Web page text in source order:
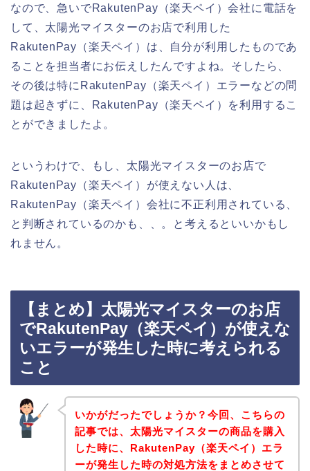
なので、急いでRakutenPay（楽天ペイ）会社に電話を
して、太陽光マイスターのお店で利用した
RakutenPay（楽天ペイ）は、自分が利用したものであ
ることを担当者にお伝えしたんですよね。そしたら、
その後は特にRakutenPay（楽天ペイ）エラーなどの問
題は起きずに、RakutenPay（楽天ペイ）を利用するこ
とができましたよ。
というわけで、もし、太陽光マイスターのお店で
RakutenPay（楽天ペイ）が使えない人は、
RakutenPay（楽天ペイ）会社に不正利用されている、
と判断されているのかも、、。と考えるといいかもし
れません。
【まとめ】太陽光マイスターのお店
でRakutenPay（楽天ペイ）が使えな
いエラーが発生した時に考えられる
こと
いかがだったでしょうか？今回、こちらの
記事では、太陽光マイスターの商品を購入
した時に、RakutenPay（楽天ペイ）エラ
ーが発生した時の対処方法をまとめさせて